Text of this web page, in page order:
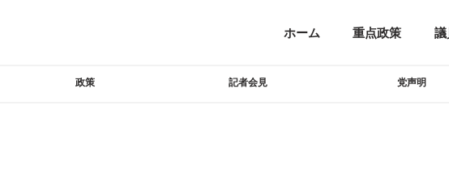
ホーム
重点政策 議
政策 記者会見 党声明